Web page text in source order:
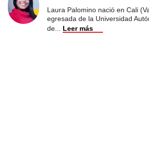
Laura Palomino nació en Cali
egresada de la Universidad
de
Leer más